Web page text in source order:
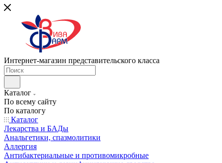
Интернет-магазин представительского класса
Каталог
По всему сайту
По каталогу
Каталог
Лекарства и БАДы
Анальгетики, спазмолитики
Аллергия
Антибактериальные и противомикробные